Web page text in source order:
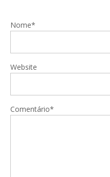
Nome*
Website
Comentário*